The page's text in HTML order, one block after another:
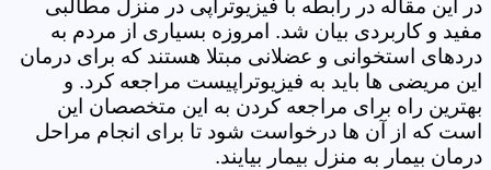
در این مقاله در رابطه با فیزیوتراپی در منزل مطالبی
مفید و کاربردی بیان شد. امروزه بسیاری از مردم به
دردهای استخوانی و عضلانی مبتلا هستند که برای درمان
این مریضی ها باید به فیزیوتراپیست مراجعه کرد. و
بهترین راه برای مراجعه کردن به این متخصصان این
است که از آن ها درخواست شود تا برای انجام مراحل
درمان بیمار به منزل بیمار بیایند.